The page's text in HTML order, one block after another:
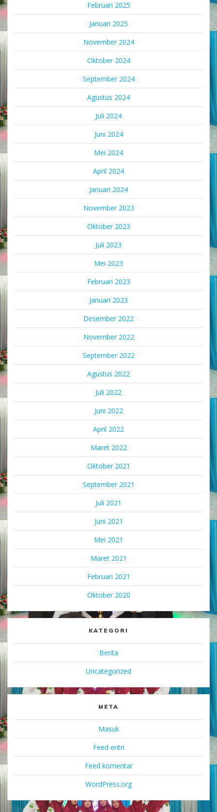
Februari 2025
Januari 2025
November 2024
Oktober 2024
September 2024
Agustus 2024
Juli 2024
Juni 2024
Mei 2024
April 2024
Januari 2024
November 2023
Oktober 2023
Juli 2023
Mei 2023
Februari 2023
Januari 2023
Desember 2022
November 2022
September 2022
Agustus 2022
Juli 2022
Juni 2022
April 2022
Maret 2022
Oktober 2021
September 2021
Juli 2021
Juni 2021
Mei 2021
Maret 2021
Februari 2021
Oktober 2020
KATEGORI
Berita
Uncategorized
META
Masuk
Feed entri
Feed komentar
WordPress.org